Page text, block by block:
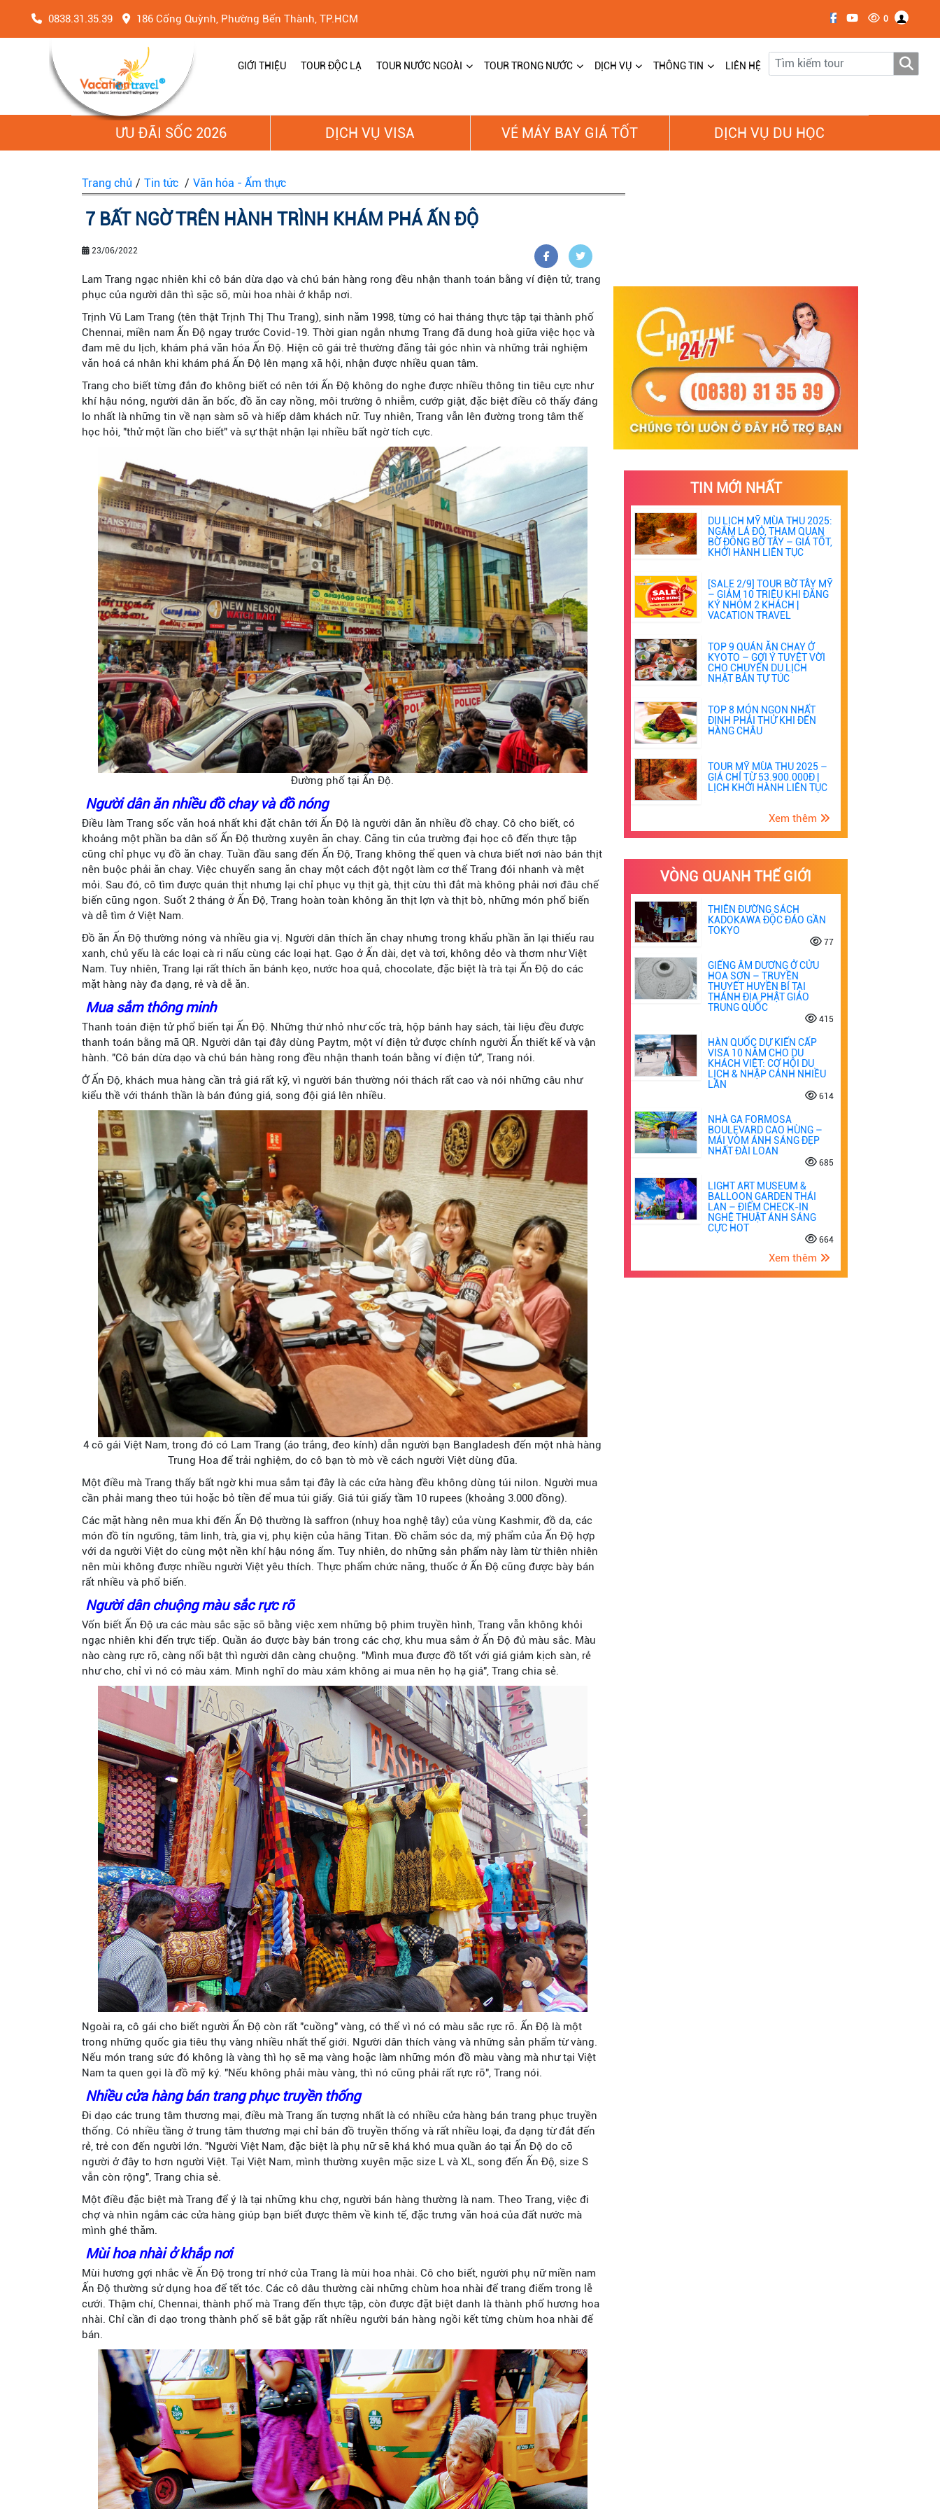
0838.31.35.39 186 Cống Quỳnh, Phường Bến Thành, TP.HCM 0
GIỚI THIỆU TOUR ĐỘC LẠ TOUR NƯỚC NGOÀI TOUR TRONG NƯỚC DỊCH VỤ THÔNG TIN LIÊN HỆ
ƯU ĐÃI SỐC 2026 DỊCH VỤ VISA VÉ MÁY BAY GIÁ TỐT DỊCH VỤ DU HỌC
Trang chủ / Tin tức / Văn hóa - Ẩm thực
7 BẤT NGỜ TRÊN HÀNH TRÌNH KHÁM PHÁ ẤN ĐỘ
23/06/2022
Lam Trang ngạc nhiên khi cô bán dừa dạo và chú bán hàng rong đều nhận thanh toán bằng ví điện tử, trang
phục của người dân thì sặc sỡ, mùi hoa nhài ở khắp nơi.
Trịnh Vũ Lam Trang (tên thật Trịnh Thị Thu Trang), sinh năm 1998, từng có hai tháng thực tập tại thành phố
Chennai, miền nam Ấn Độ ngay trước Covid-19. Thời gian ngắn nhưng Trang đã dung hoà giữa việc học và
đam mê du lịch, khám phá văn hóa Ấn Độ. Hiện cô gái trẻ thường đăng tải góc nhìn và những trải nghiệm
văn hoá cá nhân khi khám phá Ấn Độ lên mạng xã hội, nhận được nhiều quan tâm.
Trang cho biết từng đắn đo không biết có nên tới Ấn Độ không do nghe được nhiều thông tin tiêu cực như
khí hậu nóng, người dân ăn bốc, đồ ăn cay nồng, môi trường ô nhiễm, cướp giật, đặc biệt điều cô thấy đáng
lo nhất là những tin về nạn sàm sỡ và hiếp dâm khách nữ. Tuy nhiên, Trang vẫn lên đường trong tâm thế
học hỏi, "thử một lần cho biết" và sự thật nhận lại nhiều bất ngờ tích cực.
Đường phố tại Ấn Độ.
Người dân ăn nhiều đồ chay và đồ nóng
Điều làm Trang sốc văn hoá nhất khi đặt chân tới Ấn Độ là người dân ăn nhiều đồ chay. Cô cho biết, có
khoảng một phần ba dân số Ấn Độ thường xuyên ăn chay. Căng tin của trường đại học cô đến thực tập
cũng chỉ phục vụ đồ ăn chay. Tuần đầu sang đến Ấn Độ, Trang không thể quen và chưa biết nơi nào bán thịt
nên buộc phải ăn chay. Việc chuyển sang ăn chay một cách đột ngột làm cơ thể Trang đói nhanh và mệt
mỏi. Sau đó, cô tìm được quán thịt nhưng lại chỉ phục vụ thịt gà, thịt cừu thì đắt mà không phải nơi đâu chế
biến cũng ngon. Suốt 2 tháng ở Ấn Độ, Trang hoàn toàn không ăn thịt lợn và thịt bò, những món phổ biến
và dễ tìm ở Việt Nam.
Đồ ăn Ấn Độ thường nóng và nhiều gia vị. Người dân thích ăn chay nhưng trong khẩu phần ăn lại thiếu rau
xanh, chủ yếu là các loại cà ri nấu cùng các loại hạt. Gạo ở Ấn dài, dẹt và tơi, không dẻo và thơm như Việt
Nam. Tuy nhiên, Trang lại rất thích ăn bánh kẹo, nước hoa quả, chocolate, đặc biệt là trà tại Ấn Độ do các
mặt hàng này đa dạng, rẻ và dễ ăn.
Mua sắm thông minh
Thanh toán điện tử phổ biến tại Ấn Độ. Những thứ nhỏ như cốc trà, hộp bánh hay sách, tài liệu đều được
thanh toán bằng mã QR. Người dân tại đây dùng Paytm, một ví điện tử được chính người Ấn thiết kế và vận
hành. "Cô bán dừa dạo và chú bán hàng rong đều nhận thanh toán bằng ví điện tử", Trang nói.
Ở Ấn Độ, khách mua hàng cần trả giá rất kỹ, vì người bán thường nói thách rất cao và nói những câu như
kiểu thề với thánh thần là bán đúng giá, song đội giá lên nhiều.
4 cô gái Việt Nam, trong đó có Lam Trang (áo trắng, đeo kính) dẫn người bạn Bangladesh đến một nhà hàng
Trung Hoa để trải nghiệm, do cô bạn tò mò về cách người Việt dùng đũa.
Một điều mà Trang thấy bất ngờ khi mua sắm tại đây là các cửa hàng đều không dùng túi nilon. Người mua
cần phải mang theo túi hoặc bỏ tiền để mua túi giấy. Giá túi giấy tầm 10 rupees (khoảng 3.000 đồng).
Các mặt hàng nên mua khi đến Ấn Độ thường là saffron (nhuỵ hoa nghệ tây) của vùng Kashmir, đồ da, các
món đồ tín ngưỡng, tâm linh, trà, gia vị, phụ kiện của hãng Titan. Đồ chăm sóc da, mỹ phẩm của Ấn Độ hợp
với da người Việt do cùng một nền khí hậu nóng ẩm. Tuy nhiên, do những sản phẩm này làm từ thiên nhiên
nên mùi không được nhiều người Việt yêu thích. Thực phẩm chức năng, thuốc ở Ấn Độ cũng được bày bán
rất nhiều và phổ biến.
Người dân chuộng màu sắc rực rỡ
Vốn biết Ấn Độ ưa các màu sắc sặc sỡ bằng việc xem những bộ phim truyền hình, Trang vẫn không khỏi
ngạc nhiên khi đến trực tiếp. Quần áo được bày bán trong các chợ, khu mua sắm ở Ấn Độ đủ màu sắc. Màu
nào càng rực rỡ, càng nổi bật thì người dân càng chuộng. "Mình mua được đồ tốt với giá giảm kịch sàn, rẻ
như cho, chỉ vì nó có màu xám. Mình nghĩ do màu xám không ai mua nên họ hạ giá", Trang chia sẻ.
Ngoài ra, cô gái cho biết người Ấn Độ còn rất "cuồng" vàng, có thể vì nó có màu sắc rực rỡ. Ấn Độ là một
trong những quốc gia tiêu thụ vàng nhiều nhất thế giới. Người dân thích vàng và những sản phẩm từ vàng.
Nếu món trang sức đó không là vàng thì họ sẽ mạ vàng hoặc làm những món đồ màu vàng mà như tại Việt
Nam ta quen gọi là đồ mỹ ký. "Nếu không phải màu vàng, thì nó cũng phải rất rực rỡ", Trang nói.
Nhiều cửa hàng bán trang phục truyền thống
Đi dạo các trung tâm thương mại, điều mà Trang ấn tượng nhất là có nhiều cửa hàng bán trang phục truyền
thống. Có nhiều tầng ở trung tâm thương mại chỉ bán đồ truyền thống và rất nhiều loại, đa dạng từ đắt đến
rẻ, trẻ con đến người lớn. "Người Việt Nam, đặc biệt là phụ nữ sẽ khá khó mua quần áo tại Ấn Độ do cỡ
người ở đây to hơn người Việt. Tại Việt Nam, mình thường xuyên mặc size L và XL, song đến Ấn Độ, size S
vẫn còn rộng", Trang chia sẻ.
Một điều đặc biệt mà Trang để ý là tại những khu chợ, người bán hàng thường là nam. Theo Trang, việc đi
chợ và nhìn ngắm các cửa hàng giúp bạn biết được thêm về kinh tế, đặc trưng văn hoá của đất nước mà
mình ghé thăm.
Mùi hoa nhài ở khắp nơi
Mùi hương gợi nhắc về Ấn Độ trong trí nhớ của Trang là mùi hoa nhài. Cô cho biết, người phụ nữ miền nam
Ấn Độ thường sử dụng hoa để tết tóc. Các cô dâu thường cài những chùm hoa nhài để trang điểm trong lễ
cưới. Thậm chí, Chennai, thành phố mà Trang đến thực tập, còn được đặt biệt danh là thành phố hương hoa
nhài. Chỉ cần đi dạo trong thành phố sẽ bắt gặp rất nhiều người bán hàng ngồi kết từng chùm hoa nhài để
bán.
TIN MỚI NHẤT
DU LỊCH MỸ MÙA THU 2025:
NGẮM LÁ ĐỎ, THAM QUAN
BỜ ĐÔNG BỜ TÂY – GIÁ TỐT,
KHỞI HÀNH LIÊN TỤC
[SALE 2/9] TOUR BỜ TÂY MỸ
– GIẢM 10 TRIỆU KHI ĐĂNG
KÝ NHÓM 2 KHÁCH |
VACATION TRAVEL
TOP 9 QUÁN ĂN CHAY Ở
KYOTO – GỢI Ý TUYỆT VỜI
CHO CHUYẾN DU LỊCH
NHẬT BẢN TỰ TÚC
TOP 8 MÓN NGON NHẤT
ĐỊNH PHẢI THỬ KHI ĐẾN
HÀNG CHÂU
TOUR MỸ MÙA THU 2025 –
GIÁ CHỈ TỪ 53.900.000Đ |
LỊCH KHỞI HÀNH LIÊN TỤC
Xem thêm
VÒNG QUANH THẾ GIỚI
THIÊN ĐƯỜNG SÁCH
KADOKAWA ĐỘC ĐÁO GẦN
TOKYO
77
GIẾNG ÂM DƯƠNG Ở CỬU
HOA SƠN – TRUYỀN
THUYẾT HUYỀN BÍ TẠI
THÁNH ĐỊA PHẬT GIÁO
TRUNG QUỐC
415
HÀN QUỐC DỰ KIẾN CẤP
VISA 10 NĂM CHO DU
KHÁCH VIỆT: CƠ HỘI DU
LỊCH & NHẬP CẢNH NHIỀU
LẦN
614
NHÀ GA FORMOSA
BOULEVARD CAO HÙNG –
MÁI VÒM ÁNH SÁNG ĐẸP
NHẤT ĐÀI LOAN
685
LIGHT ART MUSEUM &
BALLOON GARDEN THÁI
LAN – ĐIỂM CHECK-IN
NGHỆ THUẬT ÁNH SÁNG
CỰC HOT
664
Xem thêm